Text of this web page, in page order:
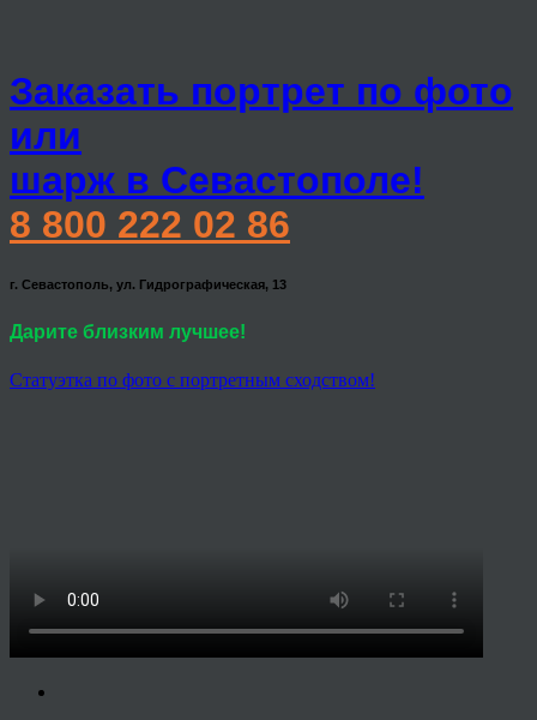
Заказать портрет по фото
или
шарж в Севастополе!
8 800 222 02 86
г. Севастополь, ул. Гидрографическая, 13
Дарите близким лучшее!
Статуэтка по фото с портретным сходством!